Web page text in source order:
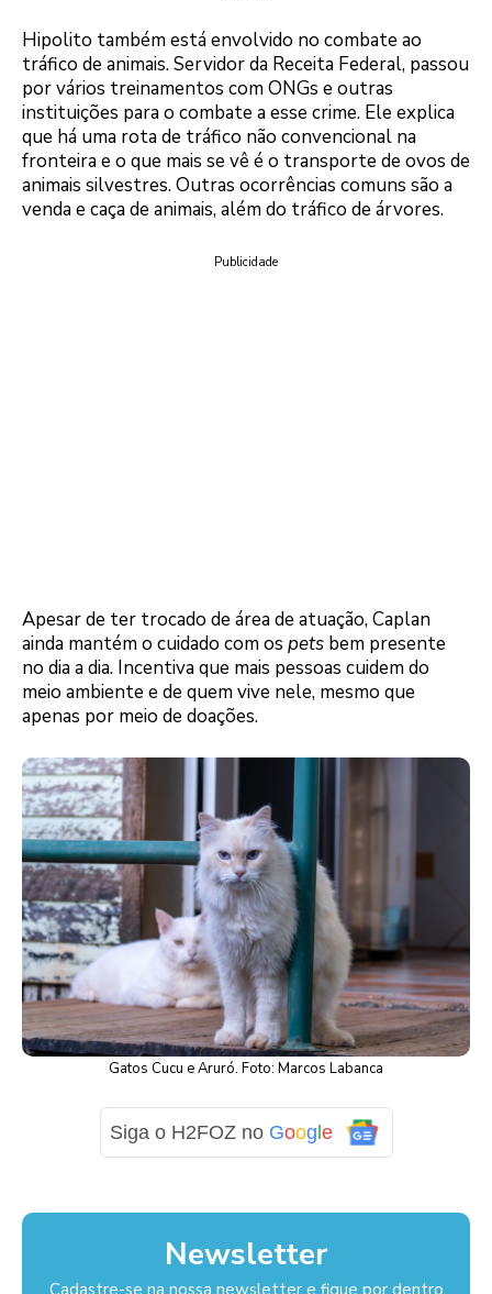
Hipolito também está envolvido no combate ao
tráfico de animais. Servidor da Receita Federal, passou
por vários treinamentos com ONGs e outras
instituições para o combate a esse crime. Ele explica
que há uma rota de tráfico não convencional na
fronteira e o que mais se vê é o transporte de ovos de
animais silvestres. Outras ocorrências comuns são a
venda e caça de animais, além do tráfico de árvores.
Publicidade
Apesar de ter trocado de área de atuação, Caplan
ainda mantém o cuidado com os pets bem presente
no dia a dia. Incentiva que mais pessoas cuidem do
meio ambiente e de quem vive nele, mesmo que
apenas por meio de doações.
Gatos Cucu e Aruró. Foto: Marcos Labanca
Siga o H2FOZ no Google
Newsletter
Cadastre-se na nossa newsletter e fique por dentro